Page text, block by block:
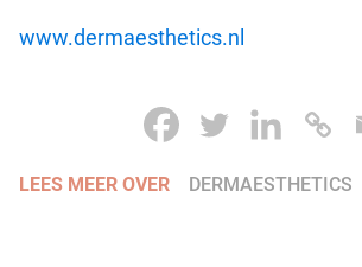
www.dermaesthetics.nl
LEES MEER OVER DERMAESTHETICS